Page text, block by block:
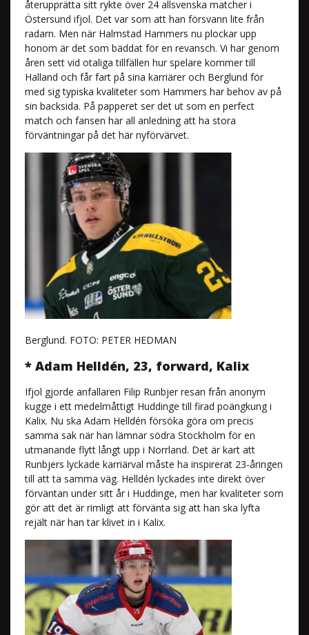
återupprätta sitt rykte över 24 allsvenska matcher i
Östersund ifjol. Det var som att han försvann lite från
radarn. Men när Halmstad Hammers nu plockar upp
honom är det som bäddat för en revansch. Vi har genom
åren sett vid otaliga tillfällen hur spelare kommer till
Halland och får fart på sina karriärer och Berglund för
med sig typiska kvaliteter som Hammers har behov av på
sin backsida. På papperet ser det ut som en perfect
match och fansen har all anledning att ha stora
förväntningar på det här nyförvärvet.
Berglund. FOTO: PETER HEDMAN
* Adam Helldén, 23, forward, Kalix
Ifjol gjorde anfallaren Filip Runbjer resan från anonym
kugge i ett medelmåttigt Huddinge till firad poängkung i
Kalix. Nu ska Adam Helldén försöka göra om precis
samma sak när han lämnar södra Stockholm för en
utmanande flytt långt upp i Norrland. Det är kart att
Runbjers lyckade karriärval måste ha inspirerat 23-åringen
till att ta samma väg. Helldén lyckades inte direkt över
förväntan under sitt år i Huddinge, men har kvaliteter som
gör att det är rimligt att förvänta sig att han ska lyfta
rejält när han tar klivet in i Kalix.